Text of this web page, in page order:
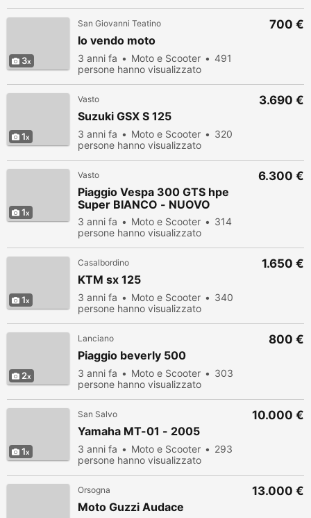
3
San Giovanni Teatino
Io vendo moto
3 anni fa Moto e Scooter
491
persone hanno visualizzato
700 €
1
Vasto
Suzuki GSX S 125
3 anni fa Moto e Scooter
320
persone hanno visualizzato
3.690 €
1
Vasto
Piaggio Vespa 300 GTS hpe
Super BIANCO - NUOVO
3 anni fa Moto e Scooter
314
persone hanno visualizzato
6.300 €
1
Casalbordino
KTM sx 125
3 anni fa Moto e Scooter
340
persone hanno visualizzato
1.650 €
2
Lanciano
Piaggio beverly 500
3 anni fa Moto e Scooter
303
persone hanno visualizzato
800 €
1
San Salvo
Yamaha MT-01 - 2005
3 anni fa Moto e Scooter
293
persone hanno visualizzato
10.000 €
Orsogna
Moto Guzzi Audace
13.000 €